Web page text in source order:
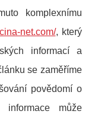
komplexnímu
net.com/, který
informací a
se zaměříme
povědomí o
může